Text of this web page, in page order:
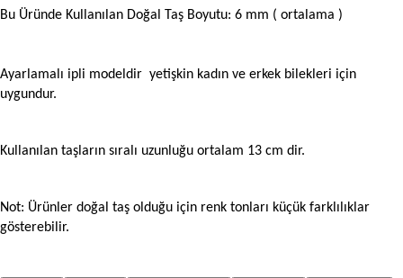
Bu Üründe Kullanılan Doğal Taş Boyutu: 6 mm ( ortalama )
Ayarlamalı ipli modeldir yetişkin kadın ve erkek bilekleri için
uygundur.
Kullanılan taşların sıralı uzunluğu ortalam 13 cm dir.
Not: Ürünler doğal taş olduğu için renk tonları küçük farklılıklar
gösterebilir.